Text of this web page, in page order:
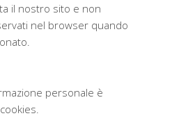
il nostro sito e non
nel browser quando
personale è